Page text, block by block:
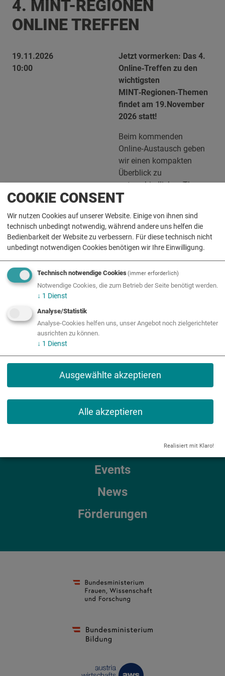
COOKIE CONSENT
Wir nutzen Cookies auf unserer Website. Einige von ihnen sind
technisch unbedingt notwendig, während andere uns helfen die
Bedienbarkeit der Website zu verbessern. Für diese technisch nicht
unbedingt notwendigen Cookies benötigen wir Ihre Einwilligung.
Technisch notwendige Cookies(immer erforderlich)
Notwendige Cookies, die zum Betrieb der Seite benötigt werden.
↓ 1 Dienst
Analyse/Statistik
Analyse-Cookies helfen uns, unser Angebot noch zielgerichteter
ausrichten zu können.
↓ 1 Dienst
Ausgewählte akzeptieren
Alle akzeptieren
Realisiert mit Klaro!
4. MINT-REGIONEN
ONLINE TREFFEN
19.11.2026
10:00
Jetzt vormerken: Das 4.
Online‑Treffen zu den
wichtigsten
MINT‑Regionen‑Themen
findet am 19.November
2026 statt!
Beim kommenden
Online‑Austausch geben
wir einen kompakten
Überblick zu
unterschiedlichen Themen
und aktuelle
Regionen.
Wir freuen uns auf den
Alle Veranstaltungen
MINT in Österreich
MINT-Regionen
Events
News
Förderungen